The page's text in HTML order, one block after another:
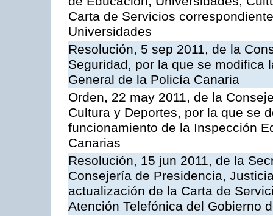
Carta de Servicios
Universidades
Resolución, 5 sep 2011, de la
Seguridad, por la que se modifica
General de la Policía Canaria
Orden, 22 may 2011, de la
Cultura y Deportes, por la que se
funcionamiento de la Inspección
Canarias
Resolución, 15 jun 2011, de la
Consejería de Presidencia,
actualización de la Carta de
Atención Telefónica del Gobierno